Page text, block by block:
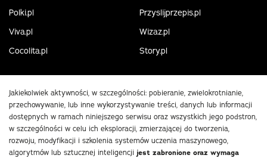
Polki.pl
Przyslijprzepis.pl
Viva.pl
Wizaz.pl
Cocolita.pl
Story.pl
Jakiekolwiek aktywności, w szczególności: pobieranie, zwielokrotnianie,
przechowywanie, lub inne wykorzystywanie treści, danych lub informacji
dostępnych w ramach niniejszego serwisu oraz wszystkich jego podstron,
w szczególności w celu ich eksploracji, zmierzającej do tworzenia,
rozwoju, modyfikacji i szkolenia systemów uczenia maszynowego,
algorytmów lub sztucznej inteligencji jest zabronione oraz wymaga